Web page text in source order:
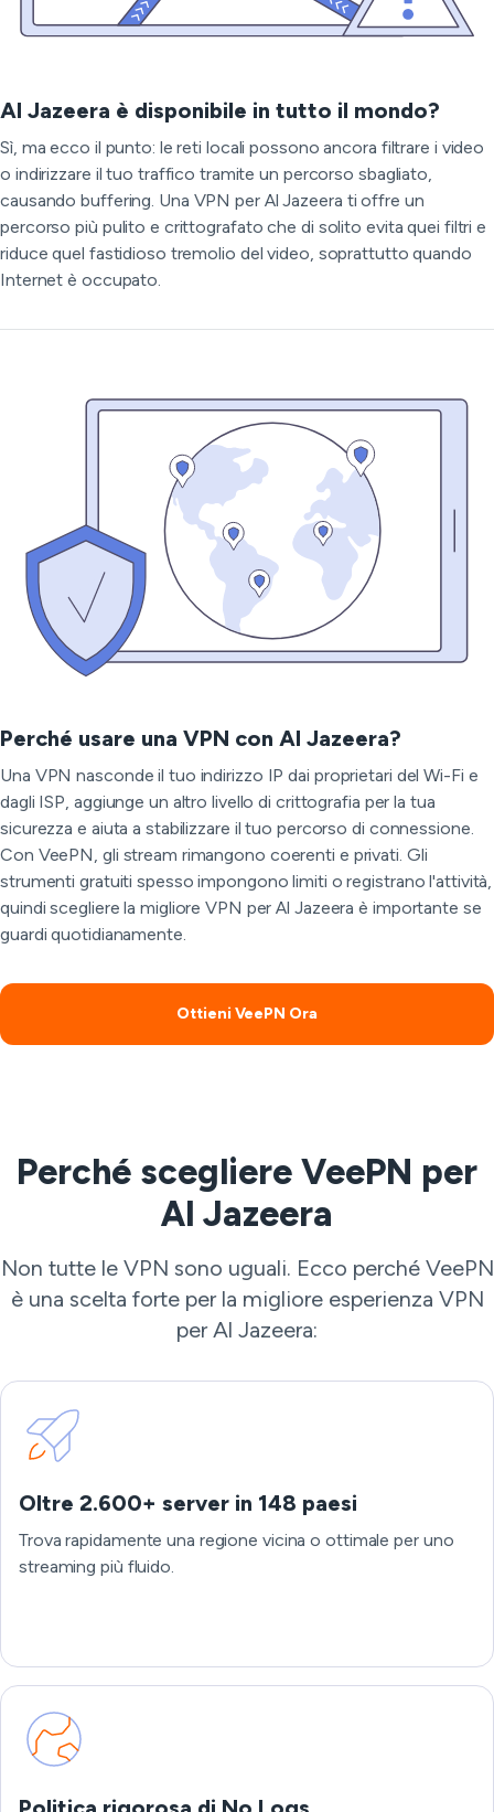
Al Jazeera è disponibile in tutto il mondo?
Sì, ma ecco il punto: le reti locali possono ancora filtrare i video
o indirizzare il tuo traffico tramite un percorso sbagliato,
causando buffering. Una VPN per Al Jazeera ti offre un
percorso più pulito e crittografato che di solito evita quei filtri e
riduce quel fastidioso tremolio del video, soprattutto quando
Internet è occupato.
Perché usare una VPN con Al Jazeera?
Una VPN nasconde il tuo indirizzo IP dai proprietari del Wi-Fi e
dagli ISP, aggiunge un altro livello di crittografia per la tua
sicurezza e aiuta a stabilizzare il tuo percorso di connessione.
Con VeePN, gli stream rimangono coerenti e privati. Gli
strumenti gratuiti spesso impongono limiti o registrano l'attività,
quindi scegliere la migliore VPN per Al Jazeera è importante se
guardi quotidianamente.
Ottieni VeePN Ora
Perché scegliere VeePN per
Al Jazeera
Non tutte le VPN sono uguali. Ecco perché VeePN
è una scelta forte per la migliore esperienza VPN
per Al Jazeera:
Oltre 2.600+ server in 148 paesi
Trova rapidamente una regione vicina o ottimale per uno
streaming più fluido.